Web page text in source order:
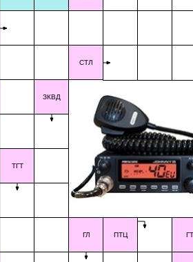
ТГТ
ЗКВД
СТЛ
ГЛ ПТЦ ГТ